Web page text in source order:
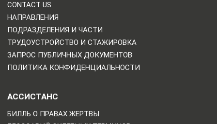
CONTACT US
НАПРАВЛЕНИЯ
ПОДРАЗДЕЛЕНИЯ И ЧАСТИ
ТРУДОУСТРОЙСТВО И СТАЖИРОВКА
ЗАПРОС ПУБЛИЧНЫХ ДОКУМЕНТОВ
ПОЛИТИКА КОНФИДЕНЦИАЛЬНОСТИ
АССИСТАНС
БИЛЛЬ О ПРАВАХ ЖЕРТВЫ